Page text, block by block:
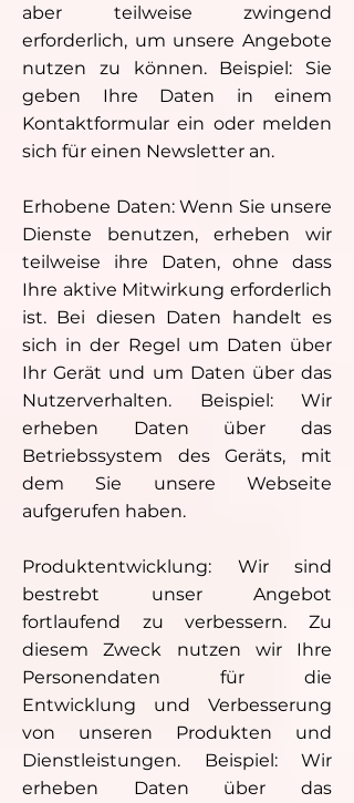
aber teilweise zwingend
erforderlich, um unsere Angebote
nutzen zu können. Beispiel: Sie
geben Ihre Daten in einem
Kontaktformular ein oder melden
sich für einen Newsletter an.
Erhobene Daten: Wenn Sie unsere
Dienste benutzen, erheben wir
teilweise ihre Daten, ohne dass
Ihre aktive Mitwirkung erforderlich
ist. Bei diesen Daten handelt es
sich in der Regel um Daten über
Ihr Gerät und um Daten über das
Nutzerverhalten. Beispiel: Wir
erheben Daten über das
Betriebssystem des Geräts, mit
dem Sie unsere Webseite
aufgerufen haben.
Produktentwicklung: Wir sind
bestrebt unser Angebot
fortlaufend zu verbessern. Zu
diesem Zweck nutzen wir Ihre
Personendaten für die
Entwicklung und Verbesserung
von unseren Produkten und
Dienstleistungen. Beispiel: Wir
erheben Daten über das